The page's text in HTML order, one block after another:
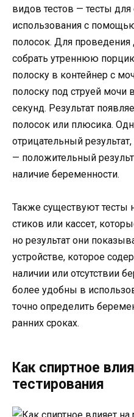
видов тестов — тесты для
использования с
полосок. Для проведения
собрать утреннюю
полоску в контейнер с
полоску под струей мочи
секунд. Результат
полосок или плюсика.
отрицательный
— положительный
наличие беременности.
Также существуют тесты
стиков или кассет,
но результат они
устройстве, которое
наличии или отсутствии
более удобны в
точно определить
ранних сроках.
Как спиртное
тестирования